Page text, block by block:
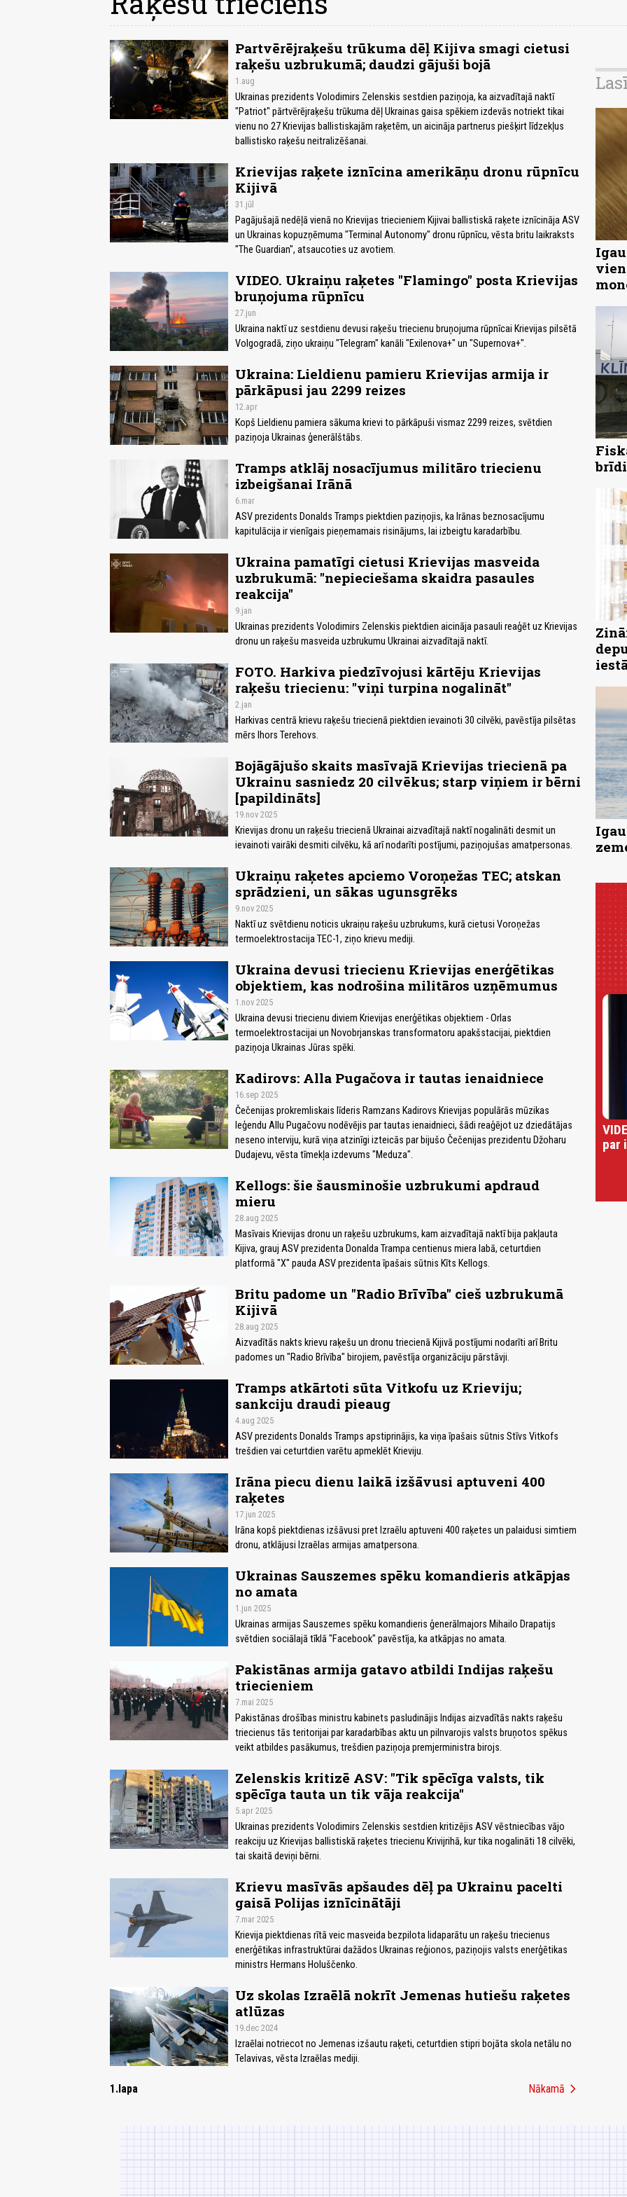
Partvērējraķešu trūkuma dēļ Kijiva smagi cietusi
raķešu uzbrukumā; daudzi gājuši bojā
1.aug
Ukrainas prezidents Volodimirs Zelenskis sestdien paziņoja, ka aizvadītajā naktī
"Patriot" pārtvērējraķešu trūkuma dēļ Ukrainas gaisa spēkiem izdevās notriekt tikai
vienu no 27 Krievijas ballistiskajām raķetēm, un aicināja partnerus piešķirt līdzekļus
ballistisko raķešu neitralizēšanai.
Krievijas raķete iznīcina amerikāņu dronu rūpnīcu
Kijivā
31.jūl
Pagājušajā nedēļā vienā no Krievijas triecieniem Kijivai ballistiskā raķete iznīcināja ASV
un Ukrainas kopuzņēmuma "Terminal Autonomy" dronu rūpnīcu, vēsta britu laikraksts
"The Guardian", atsaucoties uz avotiem.
VIDEO. Ukraiņu raķetes "Flamingo" posta Krievijas
bruņojuma rūpnīcu
27.jun
Ukraina naktī uz sestdienu devusi raķešu triecienu bruņojuma rūpnīcai Krievijas pilsētā
Volgogradā, ziņo ukraiņu "Telegram" kanāli "Exilenova+" un "Supernova+".
Ukraina: Lieldienu pamieru Krievijas armija ir
pārkāpusi jau 2299 reizes
12.apr
Kopš Lieldienu pamiera sākuma krievi to pārkāpuši vismaz 2299 reizes, svētdien
paziņoja Ukrainas ģenerālštābs.
Tramps atklāj nosacījumus militāro triecienu
izbeigšanai Irānā
6.mar
ASV prezidents Donalds Tramps piektdien paziņojis, ka Irānas beznosacījumu
kapitulācija ir vienīgais pieņemamais risinājums, lai izbeigtu karadarbību.
Ukraina pamatīgi cietusi Krievijas masveida
uzbrukumā: "nepieciešama skaidra pasaules
reakcija"
9.jan
Ukrainas prezidents Volodimirs Zelenskis piektdien aicināja pasauli reaģēt uz Krievijas
dronu un raķešu masveida uzbrukumu Ukrainai aizvadītajā naktī.
FOTO. Harkiva piedzīvojusi kārtēju Krievijas
raķešu triecienu: "viņi turpina nogalināt"
2.jan
Harkivas centrā krievu raķešu triecienā piektdien ievainoti 30 cilvēki, pavēstīja pilsētas
mērs Ihors Terehovs.
Bojāgājušo skaits masīvajā Krievijas triecienā pa
Ukrainu sasniedz 20 cilvēkus; starp viņiem ir bērni
[papildināts]
19.nov 2025
Krievijas dronu un raķešu triecienā Ukrainai aizvadītajā naktī nogalināti desmit un
ievainoti vairāki desmiti cilvēku, kā arī nodarīti postījumi, paziņojušas amatpersonas.
Ukraiņu raķetes apciemo Voroņežas TEC; atskan
sprādzieni, un sākas ugunsgrēks
9.nov 2025
Naktī uz svētdienu noticis ukraiņu raķešu uzbrukums, kurā cietusi Voroņežas
termoelektrostacija TEC-1, ziņo krievu mediji.
Ukraina devusi triecienu Krievijas enerģētikas
objektiem, kas nodrošina militāros uzņēmumus
1.nov 2025
Ukraina devusi triecienu diviem Krievijas enerģētikas objektiem - Orlas
termoelektrostacijai un Novobrjanskas transformatoru apakšstacijai, piektdien
paziņoja Ukrainas Jūras spēki.
Kadirovs: Alla Pugačova ir tautas ienaidniece
16.sep 2025
Čečenijas prokremliskais līderis Ramzans Kadirovs Krievijas populārās mūzikas
leģendu Allu Pugačovu nodēvējis par tautas ienaidnieci, šādi reaģējot uz dziedātājas
neseno interviju, kurā viņa atzinīgi izteicās par bijušo Čečenijas prezidentu Džoharu
Dudajevu, vēsta tīmekļa izdevums "Meduza".
Kellogs: šie šausminošie uzbrukumi apdraud
mieru
28.aug 2025
Masīvais Krievijas dronu un raķešu uzbrukums, kam aizvadītajā naktī bija pakļauta
Kijiva, grauj ASV prezidenta Donalda Trampa centienus miera labā, ceturtdien
platformā "X" pauda ASV prezidenta īpašais sūtnis Kīts Kellogs.
Britu padome un "Radio Brīvība" cieš uzbrukumā
Kijivā
28.aug 2025
Aizvadītās nakts krievu raķešu un dronu triecienā Kijivā postījumi nodarīti arī Britu
padomes un "Radio Brīvība" birojiem, pavēstīja organizāciju pārstāvji.
Tramps atkārtoti sūta Vitkofu uz Krieviju;
sankciju draudi pieaug
4.aug 2025
ASV prezidents Donalds Tramps apstiprinājis, ka viņa īpašais sūtnis Stīvs Vitkofs
trešdien vai ceturtdien varētu apmeklēt Krieviju.
Irāna piecu dienu laikā izšāvusi aptuveni 400
raķetes
17.jun 2025
Irāna kopš piektdienas izšāvusi pret Izraēlu aptuveni 400 raķetes un palaidusi simtiem
dronu, atklājusi Izraēlas armijas amatpersona.
Ukrainas Sauszemes spēku komandieris atkāpjas
no amata
1.jun 2025
Ukrainas armijas Sauszemes spēku komandieris ģenerālmajors Mihailo Drapatijs
svētdien sociālajā tīklā "Facebook" pavēstīja, ka atkāpjas no amata.
Pakistānas armija gatavo atbildi Indijas raķešu
triecieniem
7.mai 2025
Pakistānas drošības ministru kabinets pasludinājis Indijas aizvadītās nakts raķešu
triecienus tās teritorijai par karadarbības aktu un pilnvarojis valsts bruņotos spēkus
veikt atbildes pasākumus, trešdien paziņoja premjerministra birojs.
Zelenskis kritizē ASV: "Tik spēcīga valsts, tik
spēcīga tauta un tik vāja reakcija"
5.apr 2025
Ukrainas prezidents Volodimirs Zelenskis sestdien kritizējis ASV vēstniecības vājo
reakciju uz Krievijas ballistiskā raķetes triecienu Krivijrihā, kur tika nogalināti 18 cilvēki,
tai skaitā deviņi bērni.
Krievu masīvās apšaudes dēļ pa Ukrainu pacelti
gaisā Polijas iznīcinātāji
7.mar 2025
Krievija piektdienas rītā veic masveida bezpilota lidaparātu un raķešu triecienus
enerģētikas infrastruktūrai dažādos Ukrainas reģionos, paziņojis valsts enerģētikas
ministrs Hermans Holuščenko.
Uz skolas Izraēlā nokrīt Jemenas hutiešu raķetes
atlūzas
19.dec 2024
Izraēlai notriecot no Jemenas izšautu raķeti, ceturtdien stipri bojāta skola netālu no
Telavivas, vēsta Izraēlas mediji.
1.lapa Nākamā chevron_right
par